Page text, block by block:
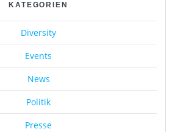
KATEGORIEN
Diversity
Events
News
Politik
Presse